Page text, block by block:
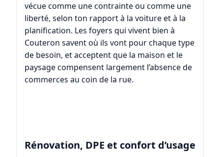
vécue comme une contrainte ou comme une
liberté, selon ton rapport à la voiture et à la
planification. Les foyers qui vivent bien à
Couteron savent où ils vont pour chaque type
de besoin, et acceptent que la maison et le
paysage compensent largement l’absence de
commerces au coin de la rue.
Rénovation, DPE et confort d’usage